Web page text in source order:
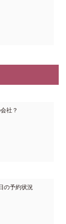
社？
の予約状況